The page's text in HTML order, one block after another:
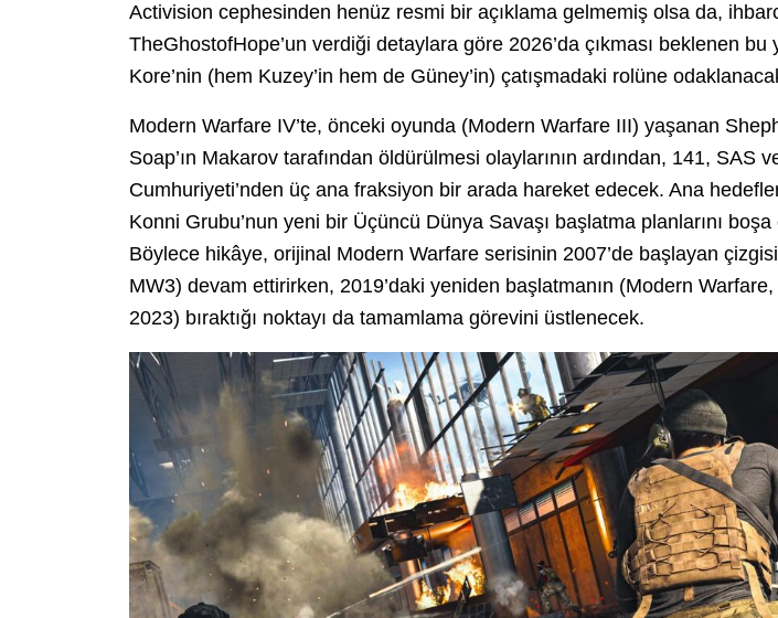
Activision cephesinden henüz resmi bir açıklama gelmemiş olsa da,
TheGhostofHope’un verdiği detaylara göre 2026’da çıkması beklenen bu
Kore’nin (hem Kuzey’in hem de Güney’in) çatışmadaki rolüne
Modern Warfare IV’te, önceki oyunda (Modern Warfare III) yaşanan
Soap’ın Makarov tarafından öldürülmesi olaylarının ardından, 141, SAS
Cumhuriyeti’nden üç ana fraksiyon bir arada hareket edecek. Ana
Konni Grubu’nun yeni bir Üçüncü Dünya Savaşı başlatma planlarını boşa
Böylece hikâye, orijinal Modern Warfare serisinin 2007’de başlayan
MW3) devam ettirirken, 2019’daki yeniden başlatmanın (Modern
2023) bıraktığı noktayı da tamamlama görevini üstlenecek.